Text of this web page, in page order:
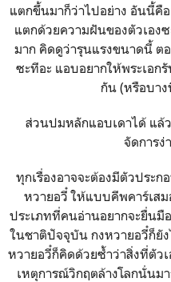
แตกขึ้นมาก็ว่าไปอย่าง อันนี้คื
แตกด้วยความฝันของตัวเอง
มาก คิดดูว่ารุนแรงขนาดนี้ ต
ซะทีอะ แอบอยากให้พระเอก
กัน (หรือบาง
ส่วนปมหลักแอบเดาได้ แล้
จัดการง่
ทุกเรื่องอาจจะต้องมีตัวประก
หวายอวี๋ ให้แบบคีพคาร์เส
ประเภทที่คนอ่านอยากจะยื่น
ในชาติปัจจุบัน กงหวายอวี๋ก็ยัง
หวายอวี๋ก็คิดด้วยซ้ำว่าสิ่งที่ตัว
เหตุการณ์วิกฤตล้างโลกนั่นม